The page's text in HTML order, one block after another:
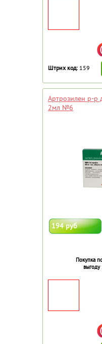
Штрих код: 159
Артрозилен р-р
2мл №6
194 руб
Покупка
выгоду